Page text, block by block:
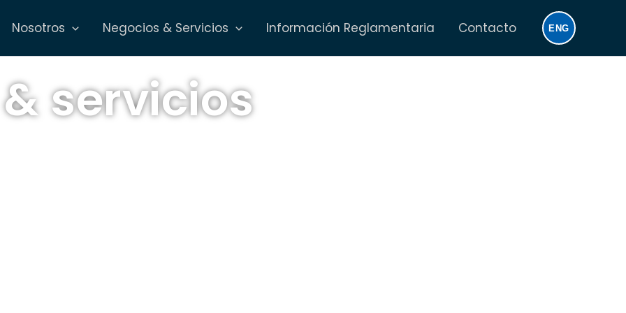
Nosotros Negocios & Servicios Información Reglamentaria Contacto ENG
servicios